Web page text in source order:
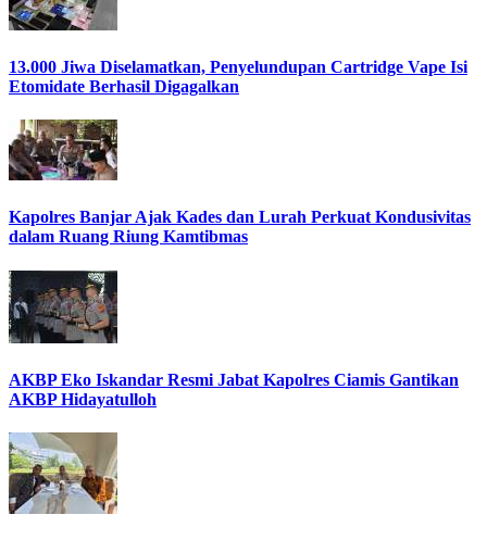
13.000 Jiwa Diselamatkan, Penyelundupan Cartridge Vape Isi
Etomidate Berhasil Digagalkan
Kapolres Banjar Ajak Kades dan Lurah Perkuat Kondusivitas
dalam Ruang Riung Kamtibmas
AKBP Eko Iskandar Resmi Jabat Kapolres Ciamis Gantikan
AKBP Hidayatulloh